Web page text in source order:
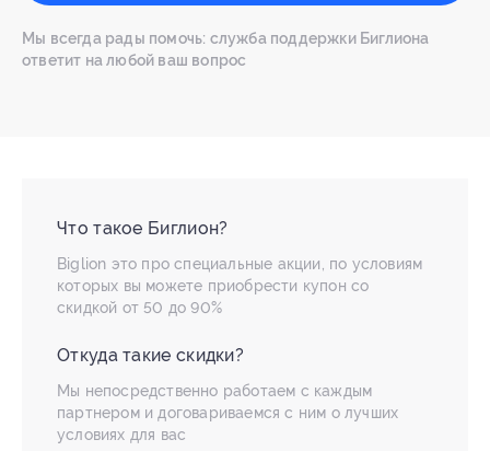
Мы всегда рады помочь: служба поддержки Биглиона
ответит на любой ваш вопрос
Что такое Биглион?
Biglion это про специальные акции, по условиям
которых вы можете приобрести купон со
скидкой от 50 до 90%
Откуда такие скидки?
Мы непосредственно работаем с каждым
партнером и договариваемся с ним о лучших
условиях для вас